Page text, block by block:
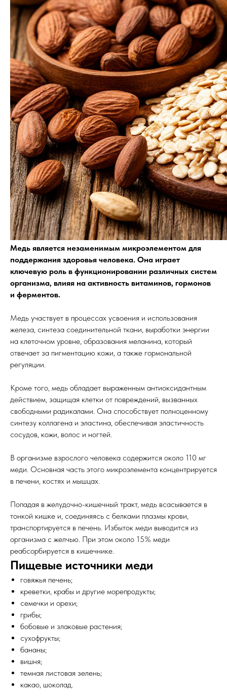
Медь является незаменимым микроэлементом для
поддержания здоровья человека. Она играет
ключевую роль в функционировании различных систем
организма, влияя на активность витаминов, гормонов
и ферментов.
Медь участвует в процессах усвоения и использования
железа, синтеза соединительной ткани, выработки энергии
на клеточном уровне, образования меланина, который
отвечает за пигментацию кожи, а также гормональной
регуляции.
Кроме того, медь обладает выраженным антиоксидантным
действием, защищая клетки от повреждений, вызванных
свободными радикалами. Она способствует полноценному
синтезу коллагена и эластина, обеспечивая эластичность
сосудов, кожи, волос и ногтей.
В организме взрослого человека содержится около 110 мг
меди. Основная часть этого микроэлемента концентрируется
в печени, костях и мышцах.
Попадая в желудочно-кишечный тракт, медь всасывается в
тонкой кишке и, соединяясь с белками плазмы крови,
транспортируется в печень. Избыток меди выводится из
организма с желчью. При этом около 15% меди
реабсорбируется в кишечнике.
Пищевые источники меди
говяжья печень;
креветки, крабы и другие морепродукты;
семечки и орехи;
грибы;
бобовые и злаковые растения;
сухофрукты;
бананы;
вишня;
темная листовая зелень;
какао, шоколад.